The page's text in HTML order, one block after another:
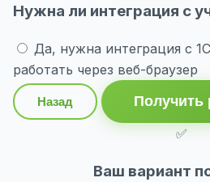
Нужна ли интеграция с
Да, нужна интеграция с
работать через веб-браузер
Назад
Получить
✅
Ваш вариант